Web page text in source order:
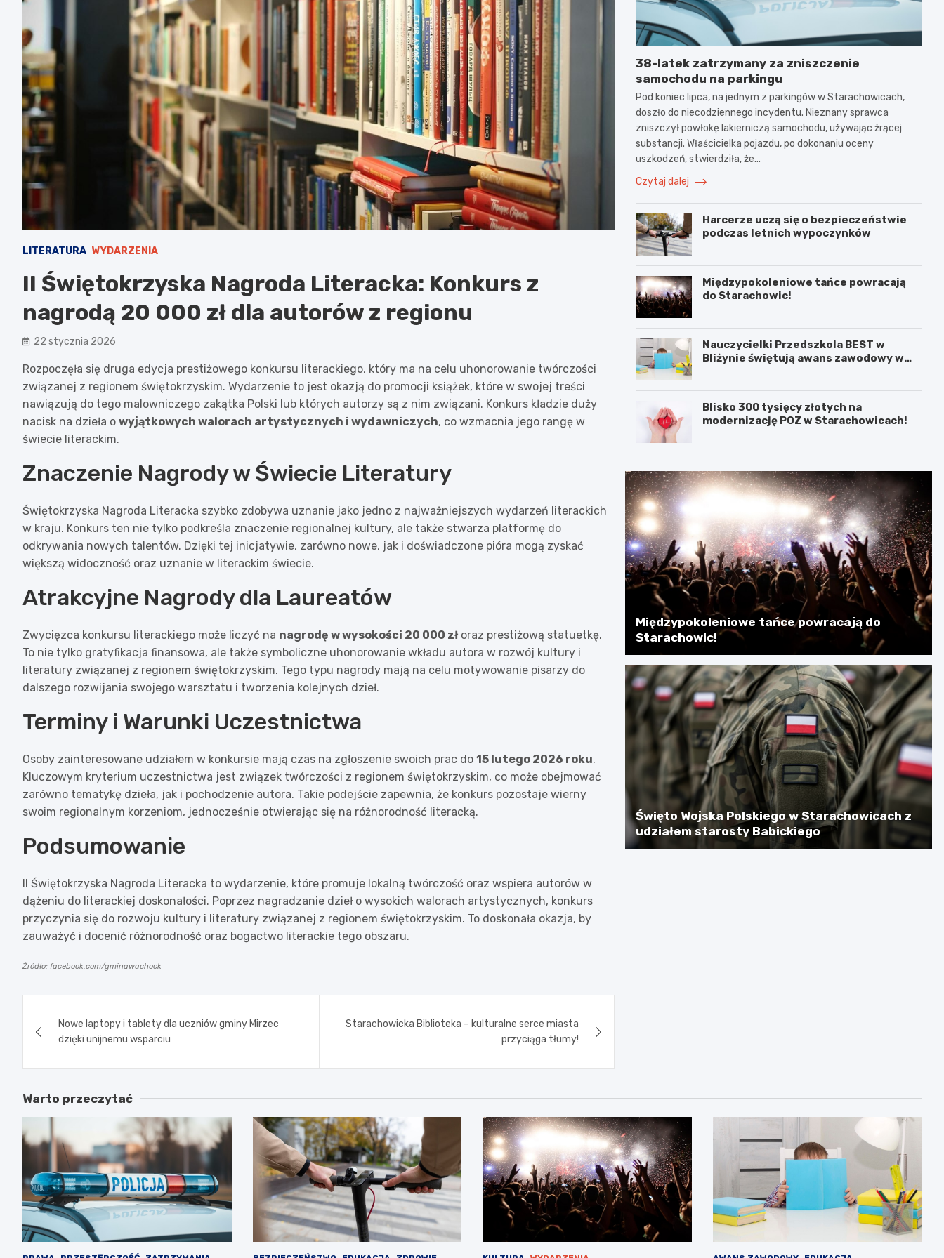
LITERATURA WYDARZENIA
II Świętokrzyska Nagroda Literacka: Konkurs z
nagrodą 20 000 zł dla autorów z regionu
22 stycznia 2026
Rozpoczęła się druga edycja prestiżowego konkursu literackiego, który ma na celu uhonorowanie twórczości
związanej z regionem świętokrzyskim. Wydarzenie to jest okazją do promocji książek, które w swojej treści
nawiązują do tego malowniczego zakątka Polski lub których autorzy są z nim związani. Konkurs kładzie duży
nacisk na dzieła o wyjątkowych walorach artystycznych i wydawniczych, co wzmacnia jego rangę w
świecie literackim.
Znaczenie Nagrody w Świecie Literatury
Świętokrzyska Nagroda Literacka szybko zdobywa uznanie jako jedno z najważniejszych wydarzeń literackich
w kraju. Konkurs ten nie tylko podkreśla znaczenie regionalnej kultury, ale także stwarza platformę do
odkrywania nowych talentów. Dzięki tej inicjatywie, zarówno nowe, jak i doświadczone pióra mogą zyskać
większą widoczność oraz uznanie w literackim świecie.
Atrakcyjne Nagrody dla Laureatów
Zwycięzca konkursu literackiego może liczyć na nagrodę w wysokości 20 000 zł oraz prestiżową statuetkę.
To nie tylko gratyfikacja finansowa, ale także symboliczne uhonorowanie wkładu autora w rozwój kultury i
literatury związanej z regionem świętokrzyskim. Tego typu nagrody mają na celu motywowanie pisarzy do
dalszego rozwijania swojego warsztatu i tworzenia kolejnych dzieł.
Terminy i Warunki Uczestnictwa
Osoby zainteresowane udziałem w konkursie mają czas na zgłoszenie swoich prac do 15 lutego 2026 roku.
Kluczowym kryterium uczestnictwa jest związek twórczości z regionem świętokrzyskim, co może obejmować
zarówno tematykę dzieła, jak i pochodzenie autora. Takie podejście zapewnia, że konkurs pozostaje wierny
swoim regionalnym korzeniom, jednocześnie otwierając się na różnorodność literacką.
Podsumowanie
II Świętokrzyska Nagroda Literacka to wydarzenie, które promuje lokalną twórczość oraz wspiera autorów w
dążeniu do literackiej doskonałości. Poprzez nagradzanie dzieł o wysokich walorach artystycznych, konkurs
przyczynia się do rozwoju kultury i literatury związanej z regionem świętokrzyskim. To doskonała okazja, by
zauważyć i docenić różnorodność oraz bogactwo literackie tego obszaru.
Źródło: facebook.com/gminawachock
wpisuNowe laptopy i tablety dla uczniów gminy Mirzec
dzięki unijnemu wsparciu
Starachowicka Biblioteka – kulturalne serce miasta
przyciąga tłumy!
38-latek zatrzymany za zniszczenie
samochodu na parkingu
Pod koniec lipca, na jednym z parkingów w Starachowicach,
doszło do niecodziennego incydentu. Nieznany sprawca
zniszczył powłokę lakierniczą samochodu, używając żrącej
substancji. Właścicielka pojazdu, po dokonaniu oceny
uszkodzeń, stwierdziła, że…
Czytaj dalej
Harcerze uczą się o bezpieczeństwie
podczas letnich wypoczynków
Międzypokoleniowe tańce powracają
do Starachowic!
Nauczycielki Przedszkola BEST w
Bliżynie świętują awans zawodowy w
Blisko 300 tysięcy złotych na
modernizację POZ w Starachowicach!
Międzypokoleniowe tańce powracają do
Starachowic!
Święto Wojska Polskiego w Starachowicach z
udziałem starosty Babickiego
Warto przeczytać